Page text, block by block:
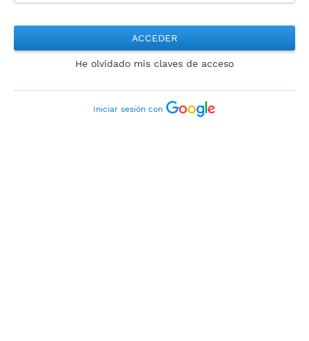
ACCEDER
He olvidado mis claves de acceso
Iniciar sesión con